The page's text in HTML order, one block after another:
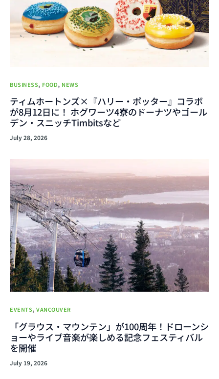
BUSINESS, FOOD, NEWS
ティムホートンズ×『ハリー・ポッター』コラボ
が8月12日に！ ホグワーツ4寮のドーナツやゴール
デン・スニッチTimbitsなど
July 28, 2026
EVENTS, VANCOUVER
「グラウス・マウンテン」が100周年！ドローンシ
ョーやライブ音楽が楽しめる記念フェスティバル
を開催
July 19, 2026